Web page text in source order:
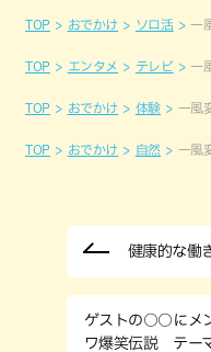
TOP おでかけ ソロ活 一
TOP エンタメ テレビ 一
TOP おでかけ 体験 一風
TOP おでかけ 自然 一風
健康的な働
ゲストの○○にメ
ワ爆笑伝説 テー